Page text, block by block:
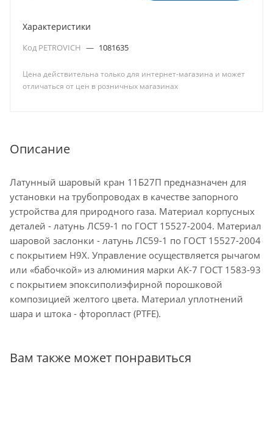
Характеристики
Код PETROVICH — 1081635
Цена действительна только для интернет-магазина и может
отличаться от цен в розничных магазинах
Описание
Латунный шаровый кран 11Б27П предназначен для
установки на трубопроводах в качестве запорного
устройства для природного газа. Материал корпусных
деталей - латунь ЛС59-1 по ГОСТ 15527-2004. Материал
шаровой заслонки - латунь ЛС59-1 по ГОСТ 15527-2004
с покрытием Н9Х. Управление осуществляется рычагом
или «бабочкой» из алюминия марки АК-7 ГОСТ 1583-93
с покрытием эпоксиполиэфирной порошковой
композицией желтого цвета. Материал уплотнений
шара и штока - фторопласт (PTFE).
Вам также может понравиться